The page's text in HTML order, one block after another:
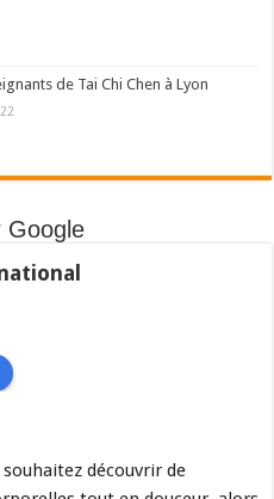
de Tai Chi Chen à Lyon
Google
souhaitez découvrir de